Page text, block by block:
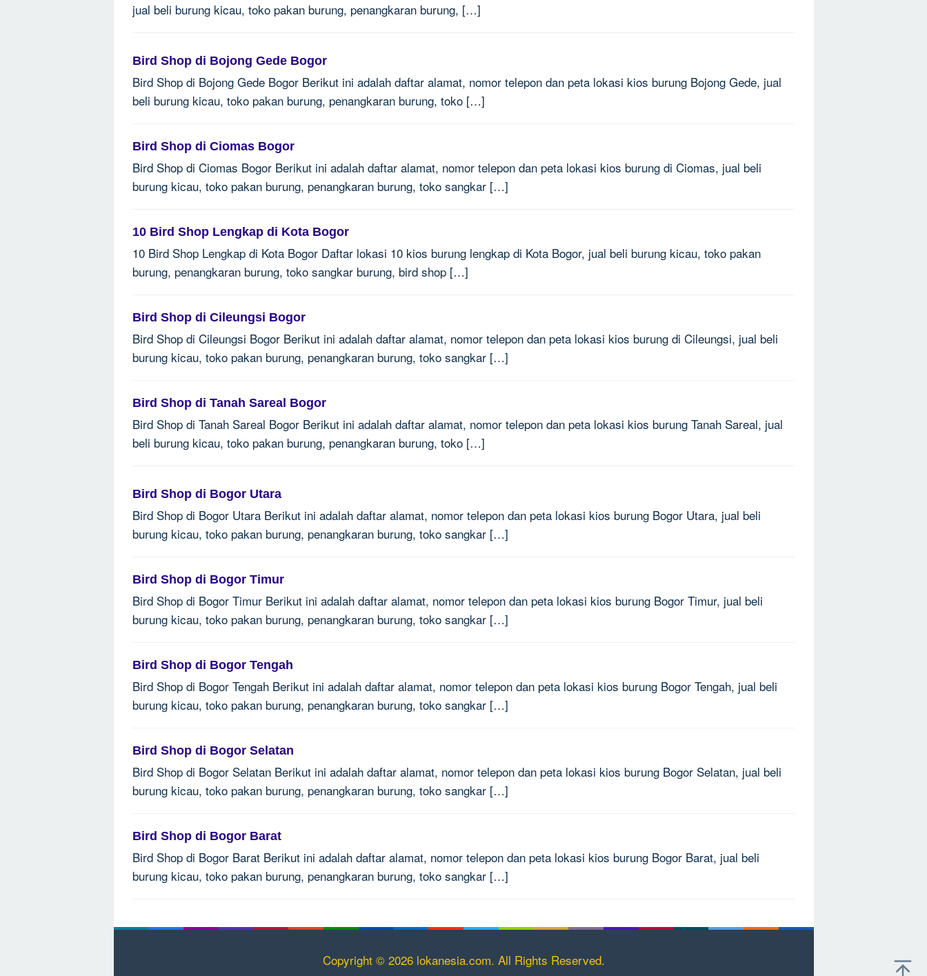
jual beli burung kicau, toko pakan burung, penangkaran burung, […]
Bird Shop di Bojong Gede Bogor
Bird Shop di Bojong Gede Bogor Berikut ini adalah daftar alamat, nomor telepon dan peta lokasi kios burung Bojong Gede, jual
beli burung kicau, toko pakan burung, penangkaran burung, toko […]
Bird Shop di Ciomas Bogor
Bird Shop di Ciomas Bogor Berikut ini adalah daftar alamat, nomor telepon dan peta lokasi kios burung di Ciomas, jual beli
burung kicau, toko pakan burung, penangkaran burung, toko sangkar […]
10 Bird Shop Lengkap di Kota Bogor
10 Bird Shop Lengkap di Kota Bogor Daftar lokasi 10 kios burung lengkap di Kota Bogor, jual beli burung kicau, toko pakan
burung, penangkaran burung, toko sangkar burung, bird shop […]
Bird Shop di Cileungsi Bogor
Bird Shop di Cileungsi Bogor Berikut ini adalah daftar alamat, nomor telepon dan peta lokasi kios burung di Cileungsi, jual beli
burung kicau, toko pakan burung, penangkaran burung, toko sangkar […]
Bird Shop di Tanah Sareal Bogor
Bird Shop di Tanah Sareal Bogor Berikut ini adalah daftar alamat, nomor telepon dan peta lokasi kios burung Tanah Sareal, jual
beli burung kicau, toko pakan burung, penangkaran burung, toko […]
Bird Shop di Bogor Utara
Bird Shop di Bogor Utara Berikut ini adalah daftar alamat, nomor telepon dan peta lokasi kios burung Bogor Utara, jual beli
burung kicau, toko pakan burung, penangkaran burung, toko sangkar […]
Bird Shop di Bogor Timur
Bird Shop di Bogor Timur Berikut ini adalah daftar alamat, nomor telepon dan peta lokasi kios burung Bogor Timur, jual beli
burung kicau, toko pakan burung, penangkaran burung, toko sangkar […]
Bird Shop di Bogor Tengah
Bird Shop di Bogor Tengah Berikut ini adalah daftar alamat, nomor telepon dan peta lokasi kios burung Bogor Tengah, jual beli
burung kicau, toko pakan burung, penangkaran burung, toko sangkar […]
Bird Shop di Bogor Selatan
Bird Shop di Bogor Selatan Berikut ini adalah daftar alamat, nomor telepon dan peta lokasi kios burung Bogor Selatan, jual beli
burung kicau, toko pakan burung, penangkaran burung, toko sangkar […]
Bird Shop di Bogor Barat
Bird Shop di Bogor Barat Berikut ini adalah daftar alamat, nomor telepon dan peta lokasi kios burung Bogor Barat, jual beli
burung kicau, toko pakan burung, penangkaran burung, toko sangkar […]
Copyright © 2026 lokanesia.com. All Rights Reserved.